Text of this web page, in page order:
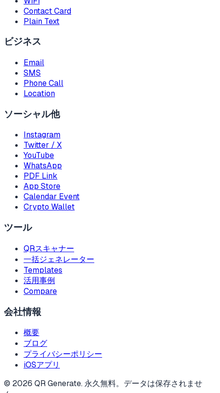
Contact Card
Plain Text
ビジネス
Email
SMS
Phone Call
Location
ソーシャル他
Instagram
Twitter / X
YouTube
WhatsApp
PDF Link
App Store
Calendar Event
Crypto Wallet
ツール
QRスキャナー
一括ジェネレーター
Templates
活用事例
Compare
会社情報
概要
ブログ
プライバシーポリシー
iOSアプリ
© 2026 QR Generate.永久無料。データは保存されませ